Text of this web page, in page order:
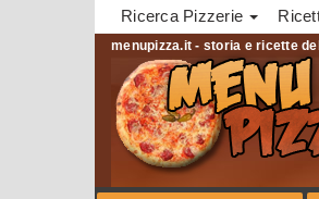
Ricerca Pizzerie
menupizza.it - storia e ricette